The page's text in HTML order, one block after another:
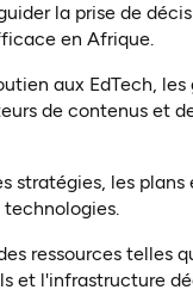
la prise de
en Afrique.
aux EdTech,
de contenus et
stratégies, les
ressources telles
et l'infrastructure